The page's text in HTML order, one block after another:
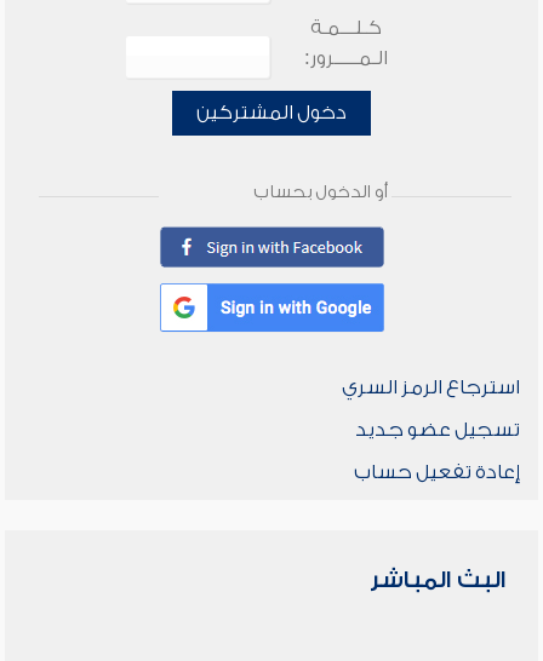
كـلـــمـة
الـمـــــرور:
دخول المشتركين
أو الدخول بحساب
استرجاع الرمز السري
تسجيل عضو جديد
إعادة تفعيل حساب
البث المباشر